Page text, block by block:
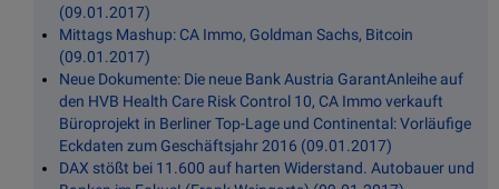
(09.01.2017)
Mittags Mashup: CA Immo, Goldman Sachs, Bitcoin
(09.01.2017)
Neue Dokumente: Die neue Bank Austria GarantAnleihe auf
den HVB Health Care Risk Control 10, CA Immo verkauft
Büroprojekt in Berliner Top-Lage und Continental: Vorläufige
Eckdaten zum Geschäftsjahr 2016 (09.01.2017)
DAX stößt bei 11.600 auf harten Widerstand. Autobauer und